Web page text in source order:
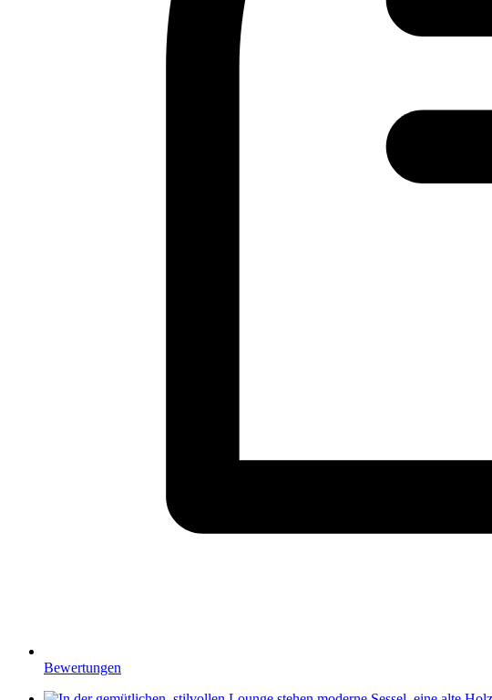
Bewertungen